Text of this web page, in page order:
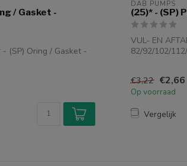
/ Gasket -
- (SP) Oring / Gasket -
DAB PUMPS
(25)* - (SP)
VUL- EN
82/92/102/
€3,22 €2,66
Op voorraad
Vergelijk